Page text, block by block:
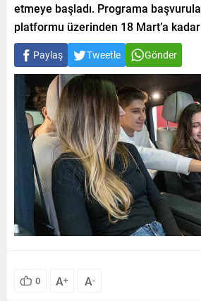
etmeye başladı. Programa
platformu üzerinden 18 Mart’a
Paylaş Tweetle Gönder
0 A+ A-